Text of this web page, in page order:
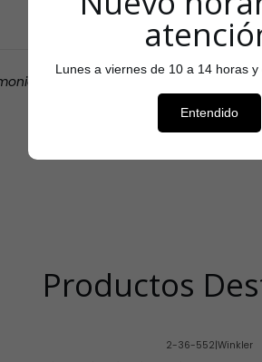
que cada cliente entregó sobre
Productos
2-36-552|Winkler
Lunes a viernes de 10 a 14 horas
Entendido